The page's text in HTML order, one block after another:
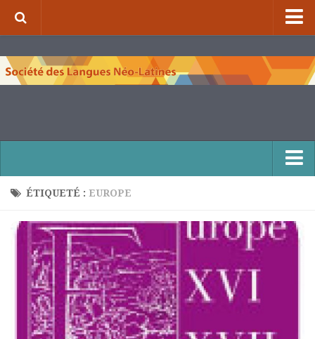
À propos de la S.L.N.L.
Nous contacter
Numéros de la revue de la S.L.N.L.
Compléments à la revue de la S.L.N.L.
Cuadernos Literarios
Matins pédagogiques de la S.L.N.L.
Polifonia
ÉTIQUETÉ : EUROPE